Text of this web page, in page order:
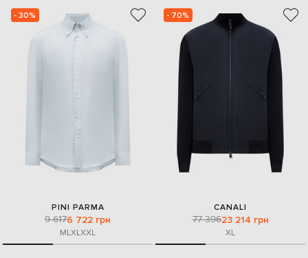
- 30%
PINI PARMA
9 6176 722 грн
MLXLXXL
- 70%
CANALI
77 39623 214 грн
XL